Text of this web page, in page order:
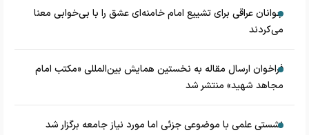
جوانان عراقی برای تشییع امام خامنه‌ای عشق را با بی‌خوابی معنا
می‌کردند
فراخوان ارسال مقاله به نخستین همایش بین‌المللی «مکتب امام
مجاهد شهید» منتشر شد
نشستی علمی با موضوعی جزئی اما مورد نیاز جامعه برگزار شد